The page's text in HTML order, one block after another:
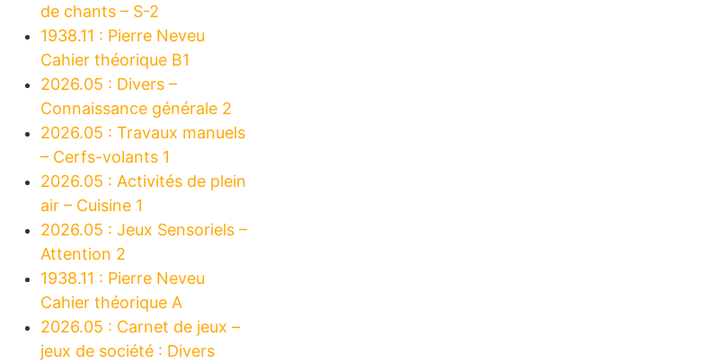
de chants – S-2
1938.11 : Pierre Neveu
Cahier théorique B1
2026.05 : Divers –
Connaissance générale 2
2026.05 : Travaux manuels
– Cerfs-volants 1
2026.05 : Activités de plein
air – Cuisine 1
2026.05 : Jeux Sensoriels –
Attention 2
1938.11 : Pierre Neveu
Cahier théorique A
2026.05 : Carnet de jeux –
jeux de société : Divers